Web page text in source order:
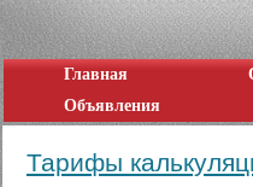
Главная
Объявления
Тарифы